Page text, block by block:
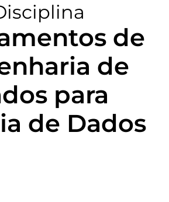
de
de
para
de Dados